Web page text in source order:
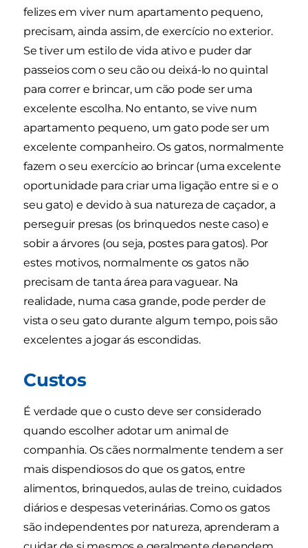
felizes em viver num apartamento pequeno,
precisam, ainda assim, de exercício no exterior.
Se tiver um estilo de vida ativo e puder dar
passeios com o seu cão ou deixá-lo no quintal
para correr e brincar, um cão pode ser uma
excelente escolha. No entanto, se vive num
apartamento pequeno, um gato pode ser um
excelente companheiro. Os gatos, normalmente
fazem o seu exercício ao brincar (uma excelente
oportunidade para criar uma ligação entre si e o
seu gato) e devido à sua natureza de caçador, a
perseguir presas (os brinquedos neste caso) e
sobir a árvores (ou seja, postes para gatos). Por
estes motivos, normalmente os gatos não
precisam de tanta área para vaguear. Na
realidade, numa casa grande, pode perder de
vista o seu gato durante algum tempo, pois são
excelentes a jogar ás escondidas.
Custos
É verdade que o custo deve ser considerado
quando escolher adotar um animal de
companhia. Os cães normalmente tendem a ser
mais dispendiosos do que os gatos, entre
alimentos, brinquedos, aulas de treino, cuidados
diários e despesas veterinárias. Como os gatos
são independentes por natureza, aprenderam a